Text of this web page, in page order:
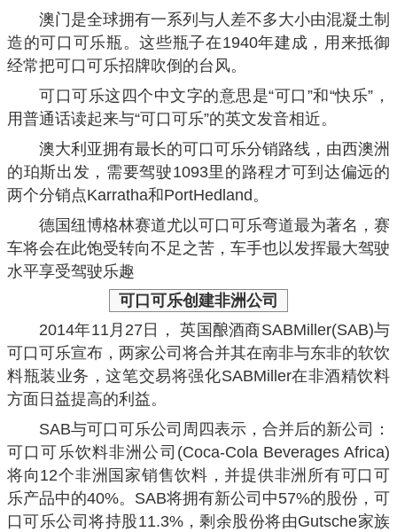
澳门是全球拥有一系列与人差不多大小由混凝土制
造的可口可乐瓶。这些瓶子在1940年建成，用来抵御
经常把可口可乐招牌吹倒的台风。
可口可乐这四个中文字的意思是“可口”和“快乐”，
用普通话读起来与“可口可乐”的英文发音相近。
澳大利亚拥有最长的可口可乐分销路线，由西澳洲
的珀斯出发，需要驾驶1093里的路程才可到达偏远的
两个分销点Karratha和PortHedland。
德国纽博格林赛道尤以可口可乐弯道最为著名，赛
车将会在此饱受转向不足之苦，车手也以发挥最大驾驶
水平享受驾驶乐趣
可口可乐创建非洲公司
2014年11月27日， 英国酿酒商SABMiller(SAB)与
可口可乐宣布，两家公司将合并其在南非与东非的软饮
料瓶装业务，这笔交易将强化SABMiller在非酒精饮料
方面日益提高的利益。
SAB与可口可乐公司周四表示，合并后的新公司：
可口可乐饮料非洲公司(Coca-Cola Beverages Africa)
将向12个非洲国家销售饮料，并提供非洲所有可口可
乐产品中的40%。SAB将拥有新公司中57%的股份，可
口可乐公司将持股11.3%，剩余股份将由Gutsche家族